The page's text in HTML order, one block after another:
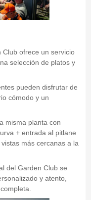
ofrece un servicio
selección de platos y
pueden disfrutar de
cómodo y un
misma planta con
+ entrada al pitlane
más cercanas a la
del Garden Club se
y atento,